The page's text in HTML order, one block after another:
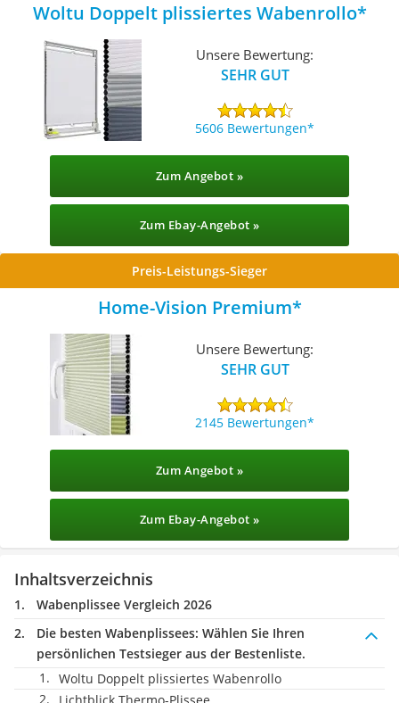
Woltu Doppelt plissiertes Wabenrollo
Unsere Bewertung:
SEHR GUT
5606 Bewertungen
Zum Angebot »
Zum Ebay-Angebot »
Preis-Leistungs-Sieger
Home-Vision Premium
Unsere Bewertung:
SEHR GUT
2145 Bewertungen
Zum Angebot »
Zum Ebay-Angebot »
Inhaltsverzeichnis
Wabenplissee Vergleich 2026
Die besten Wabenplissees: Wählen Sie Ihren
persönlichen Testsieger aus der Bestenliste.
Woltu Doppelt plissiertes Wabenrollo